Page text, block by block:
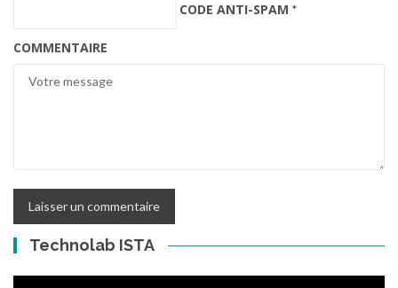
CODE ANTI-SPAM *
COMMENTAIRE
Technolab ISTA